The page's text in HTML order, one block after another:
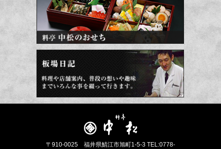
〒910-0025 福井県鯖江市旭町1-5-3 TEL:0778-